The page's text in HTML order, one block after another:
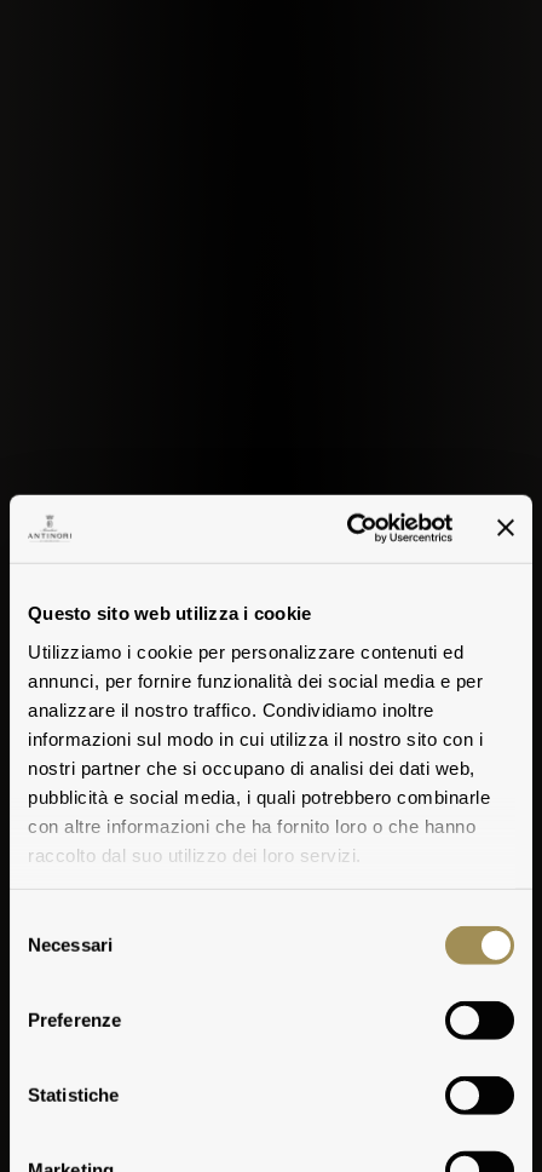
Questo sito web utilizza i cookie
Utilizziamo i cookie per personalizzare contenuti ed
annunci, per fornire funzionalità dei social media e per
analizzare il nostro traffico. Condividiamo inoltre
informazioni sul modo in cui utilizza il nostro sito con i
nostri partner che si occupano di analisi dei dati web,
pubblicità e social media, i quali potrebbero combinarle
con altre informazioni che ha fornito loro o che hanno
raccolto dal suo utilizzo dei loro servizi.
delNecessari
Preferenze
Statistiche